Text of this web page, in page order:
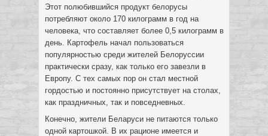
Этот полюбившийся продукт белорусы
потребляют около 170 килограмм в год на
человека, что составляет более 0,5 килограмм в
день. Картофель начал пользоваться
популярностью среди жителей Белоруссии
практически сразу, как только его завезли в
Европу. С тех самых пор он стал местной
гордостью и постоянно присутствует на столах,
как праздничных, так и повседневных.
Конечно, жители Беларуси не питаются только
одной картошкой. В их рационе имеется и